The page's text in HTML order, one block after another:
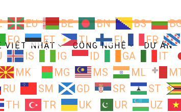
EU BE BN BS
EO ET TL FI FR
IS IG ID GA IT
MK MG MS ML
RU SM GD SR ST
TH TR UK UR UZ
VIỆT NHẬT CÔNG NGHỆ DỰ ÁN